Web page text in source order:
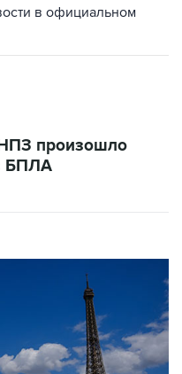
в официальном
произошло
БПЛА